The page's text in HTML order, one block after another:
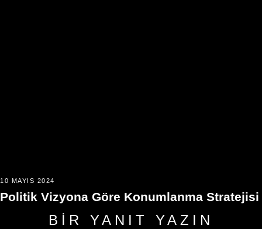
10 MAYIS 2024
Politik Vizyona Göre Konumlanma Stratejisi
BIR YANIT YAZIN